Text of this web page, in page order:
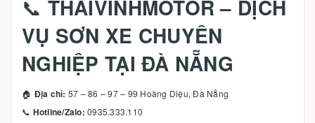
📞 THAIVINHMOTOR – DỊCH
VỤ SƠN XE CHUYÊN
NGHIỆP TẠI ĐÀ NẴNG
🏠 Địa chỉ: 57 – 86 – 97 – 99 Hoàng Diệu, Đà Nẵng
📞 Hotline/Zalo: 0935.333.110